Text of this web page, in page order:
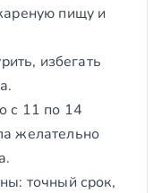
пищу и
избегать
с 11 по 14
желательно
точный срок,